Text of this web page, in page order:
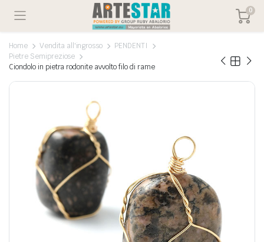
0
Home Vendita all'ingrosso
PENDENTI
Pietre Semipreziose
Ciondolo in pietra rodonite avvolto filo di rame